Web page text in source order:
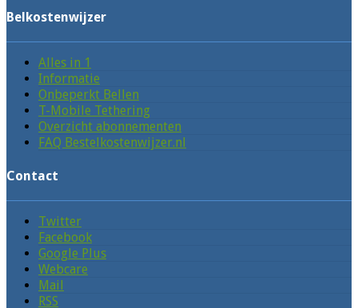
Belkostenwijzer
Alles in 1
Informatie
Onbeperkt Bellen
T-Mobile Tethering
Overzicht abonnementen
FAQ Bestelkostenwijzer.nl
Contact
Twitter
Facebook
Google Plus
Webcare
Mail
RSS